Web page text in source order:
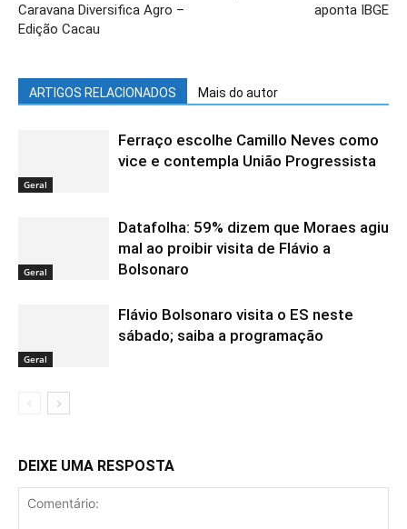
Caravana Diversifica Agro –
Edição Cacau
aponta IBGE
ARTIGOS RELACIONADOS Mais do autor
Geral
Ferraço escolhe Camillo Neves como
vice e contempla União Progressista
Geral
Datafolha: 59% dizem que Moraes agiu
mal ao proibir visita de Flávio a
Bolsonaro
Geral
Flávio Bolsonaro visita o ES neste
sábado; saiba a programação
DEIXE UMA RESPOSTA